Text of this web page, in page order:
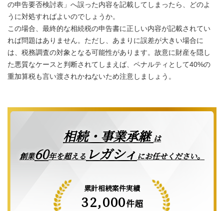
の申告要否検討表」へ誤った内容を記載してしまったら、どのよ
うに対処すればよいのでしょうか。
この場合、最終的な相続税の申告書に正しい内容が記載されてい
れば問題はありません。ただし、あまりに誤差が大きい場合に
は、税務調査の対象となる可能性があります。故意に財産を隠し
た悪質なケースと判断されてしまえば、ペナルティとして40%の
重加算税も言い渡されかねないため注意しましょう。
相続・事業承継は
創業60年を超える レガシィ にお任せください。
累計相続案件実績
32,000件超